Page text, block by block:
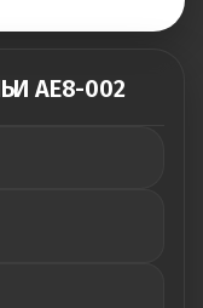
AE8-002